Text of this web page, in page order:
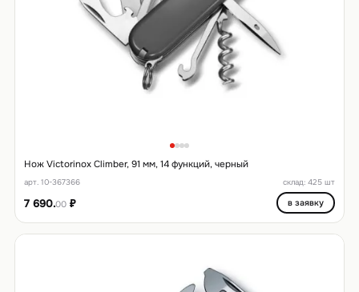
Нож Victorinox Climber, 91 мм, 14 функций, черный
арт. 10-367366 склад: 425 шт
7 690.00₽ в заявку